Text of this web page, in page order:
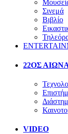
Σινεμά
Βιβλίο
22ΟΣ
VIDEO